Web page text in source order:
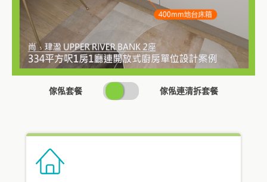
傢俬套餐
SWITCH
PRICING
傢俬連清拆套餐